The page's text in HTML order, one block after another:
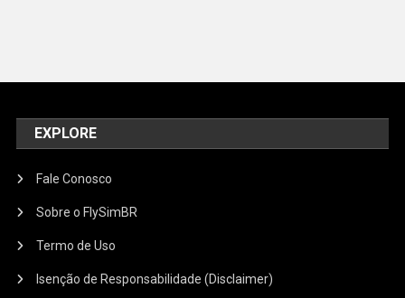
EXPLORE
Fale Conosco
Sobre o FlySimBR
Termo de Uso
Isenção de Responsabilidade (Disclaimer)